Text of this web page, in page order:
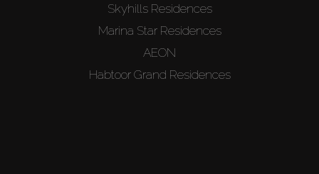
Skyhills Residences
Marina Star Residences
AEON
Habtoor Grand Residences